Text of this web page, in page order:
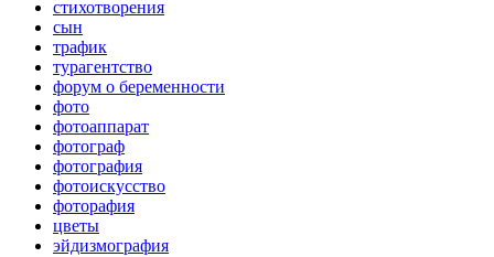
стихотворения
сын
трафик
турагентство
форум о беременности
фото
фотоаппарат
фотограф
фотография
фотоискусство
фоторафия
цветы
эйдизмография